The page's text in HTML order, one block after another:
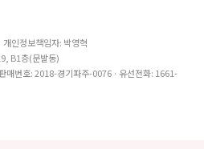
개인정보책임자: 박영혁
B1층(문발동)
매번호: 2018-경기파주-0076 · 유선전화: 1661-